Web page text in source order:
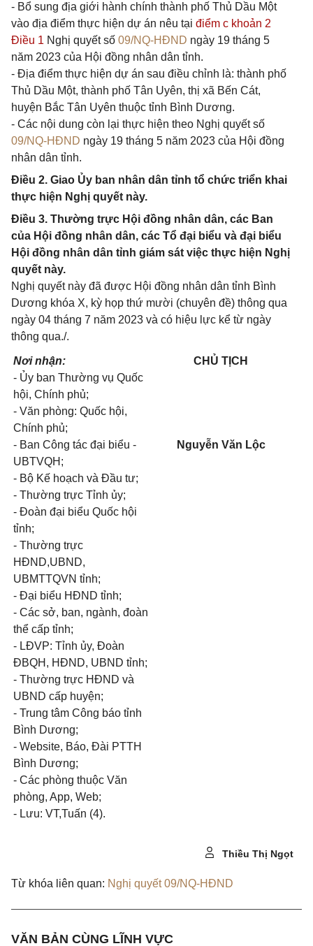
- Bổ sung địa giới hành chính thành phố Thủ Dầu Một
vào địa điểm thực hiện dự án nêu tại điểm c khoản 2
Điều 1 Nghị quyết số 09/NQ-HĐND ngày 19 tháng 5
năm 2023 của Hội đồng nhân dân tỉnh.
- Địa điểm thực hiện dự án sau điều chỉnh là: thành phố
Thủ Dầu Một, thành phố Tân Uyên, thị xã Bến Cát,
huyện Bắc Tân Uyên thuộc tỉnh Bình Dương.
- Các nội dung còn lại thực hiện theo Nghị quyết số
09/NQ-HĐND ngày 19 tháng 5 năm 2023 của Hội đồng
nhân dân tỉnh.
Điều 2. Giao Ủy ban nhân dân tỉnh tổ chức triển khai
thực hiện Nghị quyết này.
Điều 3. Thường trực Hội đồng nhân dân, các Ban
của Hội đồng nhân dân, các Tổ đại biểu và đại biểu
Hội đồng nhân dân tỉnh giám sát việc thực hiện Nghị
quyết này.
Nghị quyết này đã được Hội đồng nhân dân tỉnh Bình
Dương khóa X, kỳ họp thứ mười (chuyên đề) thông qua
ngày 04 tháng 7 năm 2023 và có hiệu lực kể từ ngày
thông qua./.
Nơi nhận:
- Ủy ban Thường vụ Quốc
hội, Chính phủ;
- Văn phòng: Quốc hội,
Chính phủ;
- Ban Công tác đại biểu -
UBTVQH;
- Bộ Kế hoạch và Đầu tư;
- Thường trực Tỉnh ủy;
- Đoàn đại biểu Quốc hội
tỉnh;
- Thường trực
HĐND,UBND,
UBMTTQVN tỉnh;
- Đại biểu HĐND tỉnh;
- Các sở, ban, ngành, đoàn
thể cấp tỉnh;
- LĐVP: Tỉnh ủy, Đoàn
ĐBQH, HĐND, UBND tỉnh;
- Thường trực HĐND và
UBND cấp huyện;
- Trung tâm Công báo tỉnh
Bình Dương;
- Website, Báo, Đài PTTH
Bình Dương;
- Các phòng thuộc Văn
phòng, App, Web;
- Lưu: VT,Tuấn (4).
CHỦ TỊCH
Nguyễn Văn Lộc
Thiều Thị Ngọt
Từ khóa liên quan: Nghị quyết 09/NQ-HĐND
VĂN BẢN CÙNG LĨNH VỰC